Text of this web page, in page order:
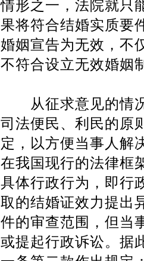
情形之一，法院就只
果将符合结婚实质要
婚姻宣告为无效，不
不符合设立无效婚姻
从征求意见的情况
司法便民、利民的原
定，以方便当事人解
在我国现行的法律框
具体行政行为，即行
取的结婚证效力提出
件的审查范围，但当
或提起行政诉讼。据